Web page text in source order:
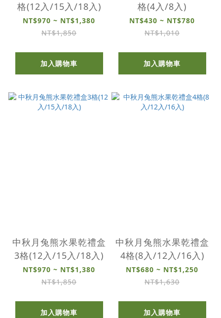
格(12入/15入/18入)
NT$970 ~ NT$1,380
NT$1,850
加入購物車
格(4入/8入)
NT$430 ~ NT$780
NT$1,010
加入購物車
中秋月兔熊水果乾禮盒
3格(12入/15入/18入)
NT$970 ~ NT$1,380
NT$1,850
加入購物車
中秋月兔熊水果乾禮盒
4格(8入/12入/16入)
NT$680 ~ NT$1,250
NT$1,630
加入購物車